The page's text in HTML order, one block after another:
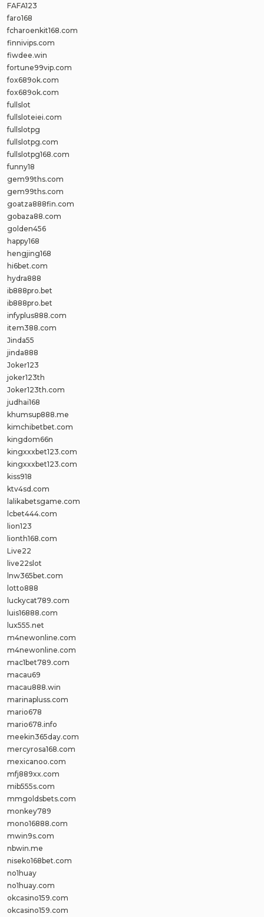
FAFA123
faro168
fcharoenkit168.com
finnivips.com
fiwdee.win
fortune99vip.com
fox689ok.com
fox689ok.com
fullslot
fullsloteiei.com
fullslotpg
fullslotpg.com
fullslotpg168.com
funny18
gem99ths.com
gem99ths.com
goatza888fin.com
gobaza88.com
golden456
happy168
hengjing168
hi6bet.com
hydra888
ib888pro.bet
ib888pro.bet
infyplus888.com
item388.com
Jinda55
jinda888
Joker123
joker123th
Joker123th.com
judhai168
khumsup888.me
kimchibetbet.com
kingdom66n
kingxxxbet123.com
kingxxxbet123.com
kiss918
ktv4sd.com
lalikabetsgame.com
lcbet444.com
lion123
lionth168.com
Live22
live22slot
lnw365bet.com
lotto888
luckycat789.com
luis16888.com
lux555.net
m4newonline.com
m4newonline.com
mac1bet789.com
macau69
macau888.win
marinapluss.com
mario678
mario678.info
meekin365day.com
mercyrosa168.com
mexicanoo.com
mfj889xx.com
mib555s.com
mmgoldsbets.com
monkey789
mono16888.com
mwin9s.com
nbwin.me
niseko168bet.com
no1huay
no1huay.com
okcasino159.com
okcasino159.com